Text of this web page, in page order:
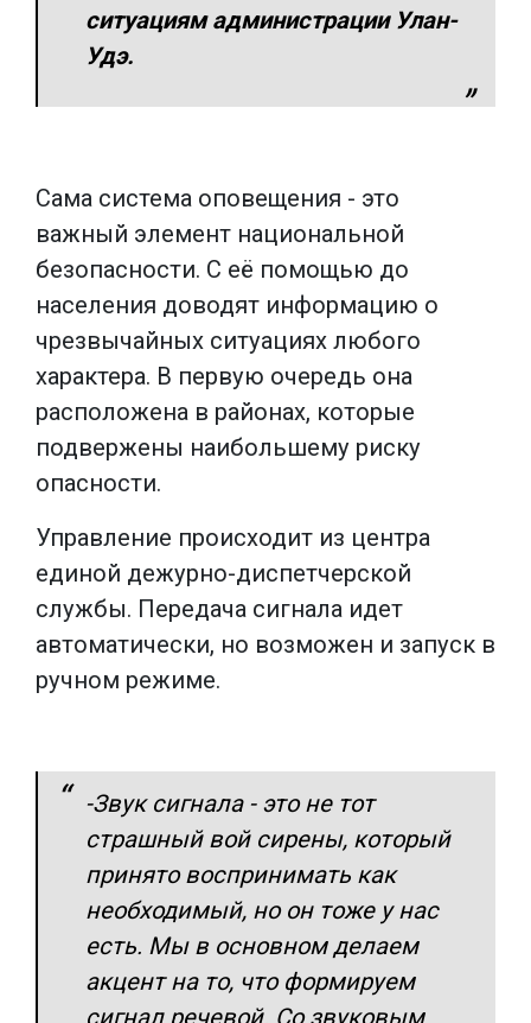
ситуациям администрации Улан-
Удэ.
Сама система оповещения - это
важный элемент национальной
безопасности. С её помощью до
населения доводят информацию о
чрезвычайных ситуациях любого
характера. В первую очередь она
расположена в районах, которые
подвержены наибольшему риску
опасности.
Управление происходит из центра
единой дежурно-диспетчерской
службы. Передача сигнала идет
автоматически, но возможен и запуск в
ручном режиме.
-Звук сигнала - это не тот
страшный вой сирены, который
принято воспринимать как
необходимый, но он тоже у нас
есть. Мы в основном делаем
акцент на то, что формируем
сигнал речевой. Со звуковым